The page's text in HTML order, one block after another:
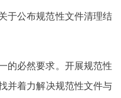
于公布规范性文件清理结
的必然要求。开展规范性
并着力解决规范性文件与